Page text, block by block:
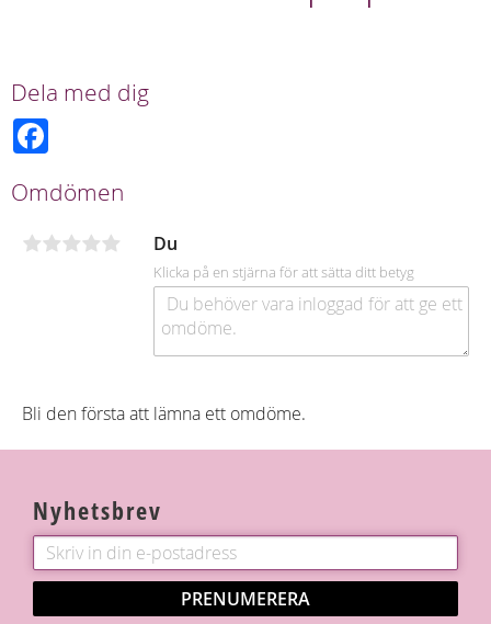
Dela med dig
b
o
k
Omdömen
Du
Klicka på en stjärna för att sätta ditt betyg
Bli den första att lämna ett omdöme.
Nyhetsbrev
PRENUMERERA